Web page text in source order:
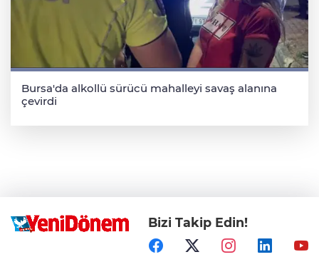
Bursa'da alkollü sürücü mahalleyi savaş alanına
çevirdi
Bizi Takip Edin!